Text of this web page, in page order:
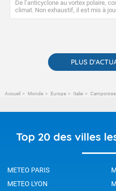
De l’anticyclone au vortex polaire,
climat. Non exhaustif, il est mis à
publications. Vous y trouverez
PLUS
Accueil Monde Europe Italie
Top 20 des villes
METEO PARIS
METEO LYON